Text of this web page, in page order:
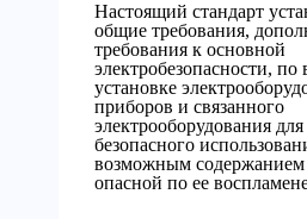
Настоящий стандарт
общие требования,
требования к основной
электробезопасности, по
установке
приборов и связанного
электрооборудования
безопасного
возможным
опасной по ее